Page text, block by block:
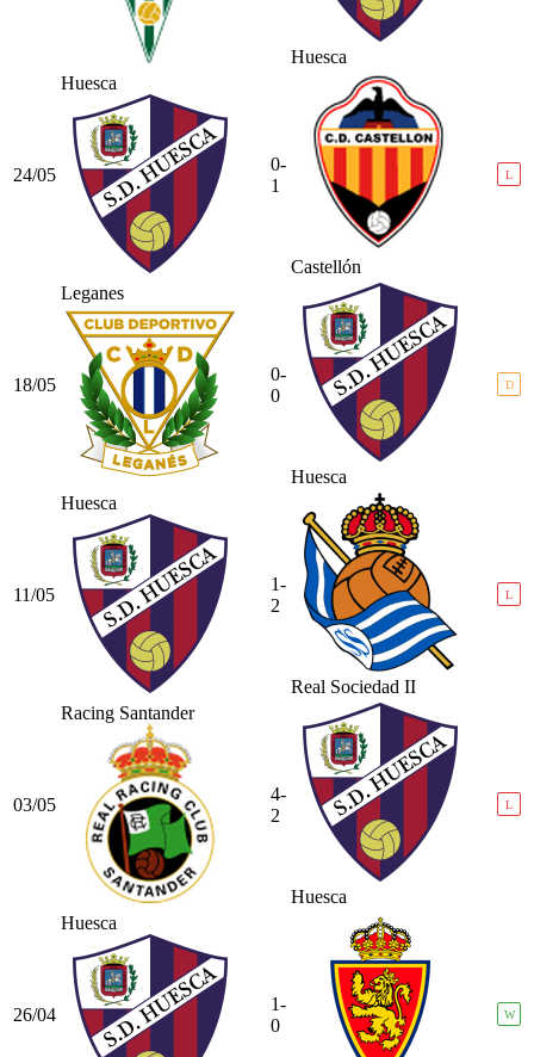
Huesca
24/05
Huesca
0-
1
Castellón
L
18/05
Leganes
0-
0
Huesca
D
11/05
Huesca
1-
2
Real Sociedad II
L
03/05
Racing Santander
4-
2
Huesca
L
26/04
Huesca
1-
0
W